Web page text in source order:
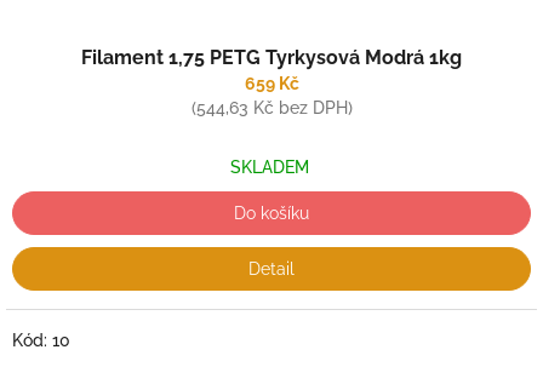
Filament 1,75 PETG Tyrkysová Modrá 1kg
659 Kč
(544,63 Kč bez DPH)
SKLADEM
Do košíku
Detail
Kód: 10